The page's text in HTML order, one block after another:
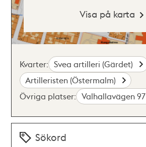
Visa på karta
Kvarter: Svea artilleri (Gärdet)
Artilleristen (Östermalm)
Övriga platser: Valhallavägen 97
Sökord